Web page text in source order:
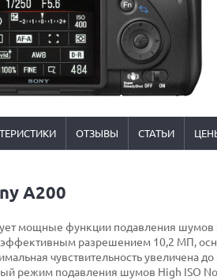
ОТЗЫВЫ СТАТЬИ
A200
мощные функции подавления шумов
эффективным разрешением 10,2 МП,
чувствительность увеличена
режим подавления шумов High ISO